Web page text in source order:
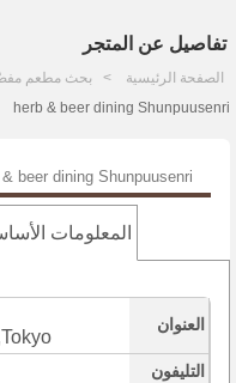
تفاصيل عن المتجر
الصفحة الرئيسية بحث مطعم
herb & beer dining Shunpuusenri
& beer dining Shunpuusenri
المعلومات
العنوان
التليفون